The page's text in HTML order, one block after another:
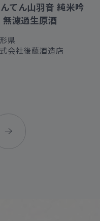
てん山羽音 純米吟
無濾過生原酒
県
会社後藤酒造店